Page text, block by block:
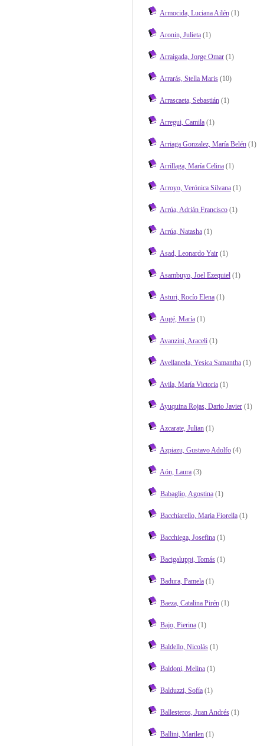
Armocida, Luciana Ailén(1)
Aronin, Julieta(1)
Arraigada, Jorge Omar(1)
Arrarás, Stella Maris(10)
Arrascaeta, Sebastián(1)
Arregui, Camila(1)
Arriaga Gonzalez, María Belén(1)
Arrillaga, María Celina(1)
Arroyo, Verónica Silvana(1)
Arrúa, Adrián Francisco(1)
Arrúa, Natasha(1)
Asad, Leonardo Yair(1)
Asambuyo, Joel Ezequiel(1)
Asturi, Rocío Elena(1)
Augé, María(1)
Avanzini, Araceli(1)
Avellaneda, Yesica Samantha(1)
Avila, María Victoria(1)
Ayuquina Rojas, Dario Javier(1)
Azcarate, Julian(1)
Azpiazu, Gustavo Adolfo(4)
Aón, Laura(3)
Babaglio, Agostina(1)
Bacchiarello, Maria Fiorella(1)
Bacchiega, Josefina(1)
Bacigaluppi, Tomás(1)
Badura, Pamela(1)
Baeza, Catalina Pirén(1)
Bajo, Pierina(1)
Baldello, Nicolás(1)
Baldoni, Melina(1)
Balduzzi, Sofía(1)
Ballesteros, Juan Andrés(1)
Ballini, Marilen(1)